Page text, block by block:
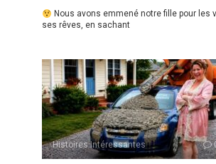
Nous avons emmené notre fille pour les
ses rêves, en sachant
Histoires Intéressantes